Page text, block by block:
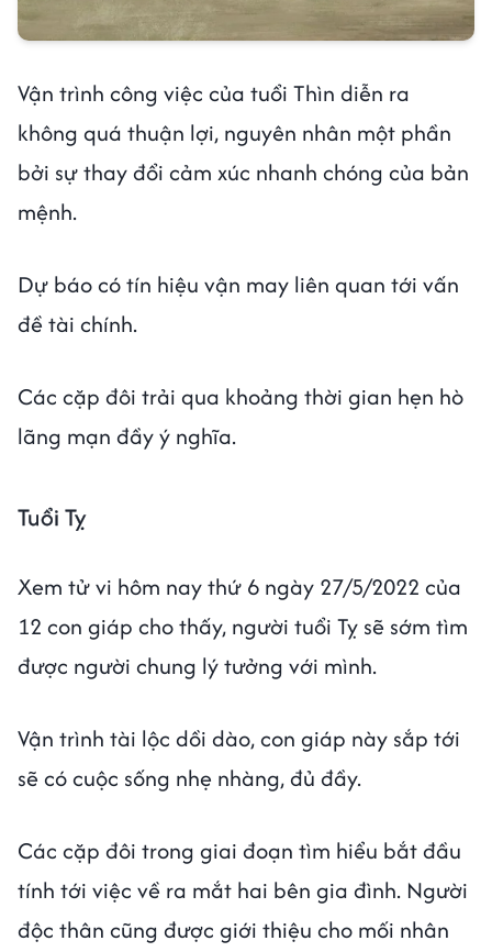
Vận trình công việc của tuổi Thìn diễn ra
không quá thuận lợi, nguyên nhân một phần
bởi sự thay đổi cảm xúc nhanh chóng của bản
mệnh.
Dự báo có tín hiệu vận may liên quan tới vấn
đề tài chính.
Các cặp đôi trải qua khoảng thời gian hẹn hò
lãng mạn đầy ý nghĩa.
Tuổi Tỵ
Xem tử vi hôm nay thứ 6 ngày 27/5/2022 của
12 con giáp cho thấy, người tuổi Tỵ sẽ sớm tìm
được người chung lý tưởng với mình.
Vận trình tài lộc dồi dào, con giáp này sắp tới
sẽ có cuộc sống nhẹ nhàng, đủ đầy.
Các cặp đôi trong giai đoạn tìm hiểu bắt đầu
tính tới việc về ra mắt hai bên gia đình. Người
độc thân cũng được giới thiệu cho mối nhân